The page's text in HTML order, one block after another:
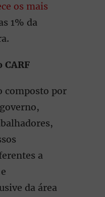
os mais
1% da
CARF
composto por
a
da área